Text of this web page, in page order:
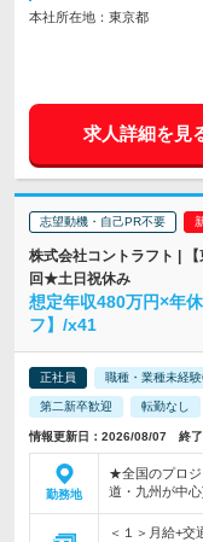
本社所在地：東京都
求人詳細を見
志望動機・自己PR不要
株式会社コントラフト |
回★土日祝休み
想定年収480万円×年
フ】/x41
正社員 職種・業種未経
第二新卒歓迎 転勤なし
情報更新日：2026/08/07 終
勤務地
★全国のプロジ
道・九州が中
＜１＞月給+交